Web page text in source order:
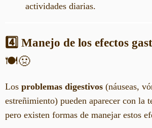
actividades diarias.
4️⃣ Manejo de los efectos
🍽️🤢
Los problemas digestivos (náuseas,
estreñimiento) pueden aparecer con la
pero existen formas de manejar estos